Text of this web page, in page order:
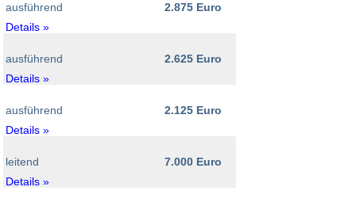
ausführend
Details »
2.875 Euro
ausführend
Details »
2.625 Euro
ausführend
Details »
2.125 Euro
leitend
Details »
7.000 Euro